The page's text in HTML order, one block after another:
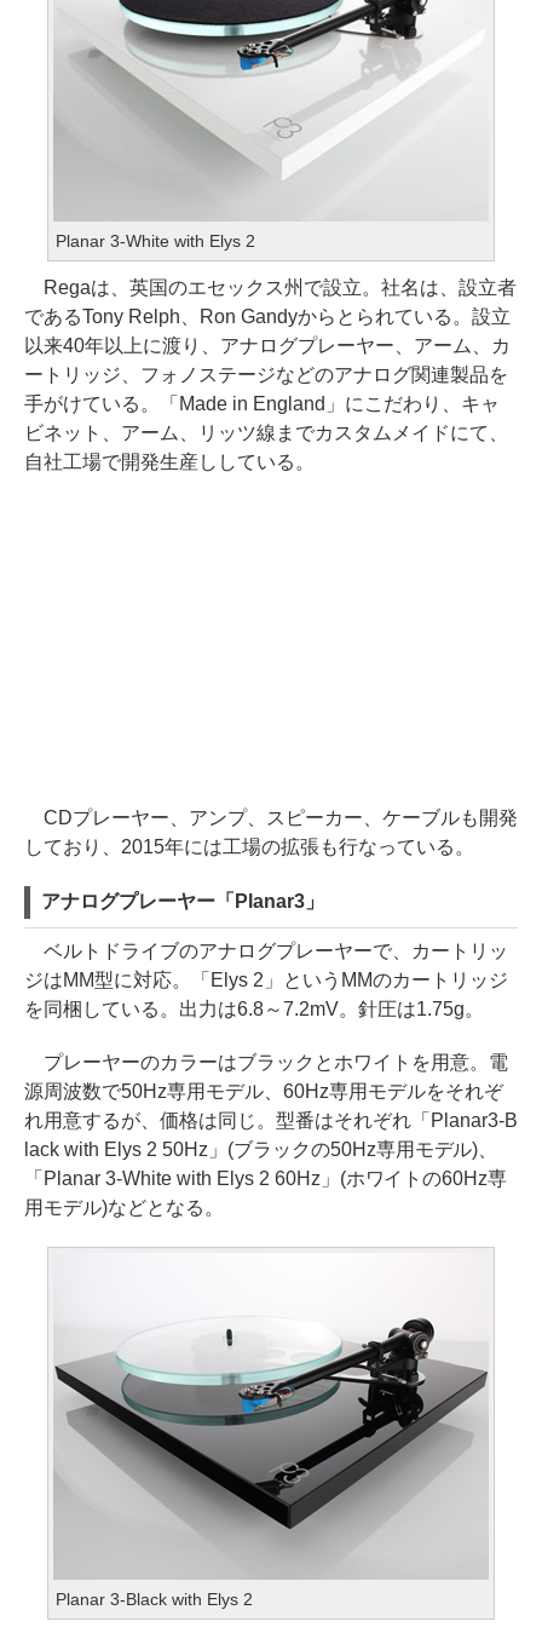
Planar 3-White with Elys 2
Regaは、英国のエセックス州で設立。社名は、設立者
であるTony Relph、Ron Gandyからとられている。設立
以来40年以上に渡り、アナログプレーヤー、アーム、カ
ートリッジ、フォノステージなどのアナログ関連製品を
手がけている。「Made in England」にこだわり、キャ
ビネット、アーム、リッツ線までカスタムメイドにて、
自社工場で開発生産ししている。
CDプレーヤー、アンプ、スピーカー、ケーブルも開発
しており、2015年には工場の拡張も行なっている。
アナログプレーヤー「Planar3」
ベルトドライブのアナログプレーヤーで、カートリッ
ジはMM型に対応。「Elys 2」というMMのカートリッジ
を同梱している。出力は6.8～7.2mV。針圧は1.75g。
プレーヤーのカラーはブラックとホワイトを用意。電
源周波数で50Hz専用モデル、60Hz専用モデルをそれぞ
れ用意するが、価格は同じ。型番はそれぞれ「Planar3-B
lack with Elys 2 50Hz」(ブラックの50Hz専用モデル)、
「Planar 3-White with Elys 2 60Hz」(ホワイトの60Hz専
用モデル)などとなる。
Planar 3-Black with Elys 2